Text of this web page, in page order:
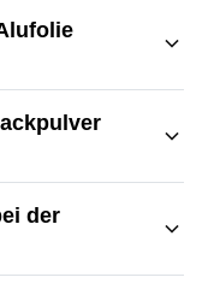
der